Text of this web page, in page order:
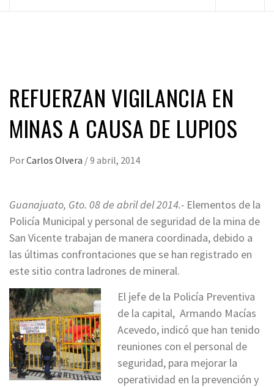
REFUERZAN VIGILANCIA EN
MINAS A CAUSA DE LUPIOS
PorCarlos Olvera /9 abril, 2014
Guanajuato, Gto. 08 de abril del 2014.- Elementos de la
Policía Municipal y personal de seguridad de la mina de
San Vicente trabajan de manera coordinada, debido a
las últimas confrontaciones que se han registrado en
este sitio contra ladrones de mineral.
El jefe de la Policía Preventiva
de la capital, Armando Macías
Acevedo, indicó que han tenido
reuniones con el personal de
seguridad, para mejorar la
operatividad en la prevención y